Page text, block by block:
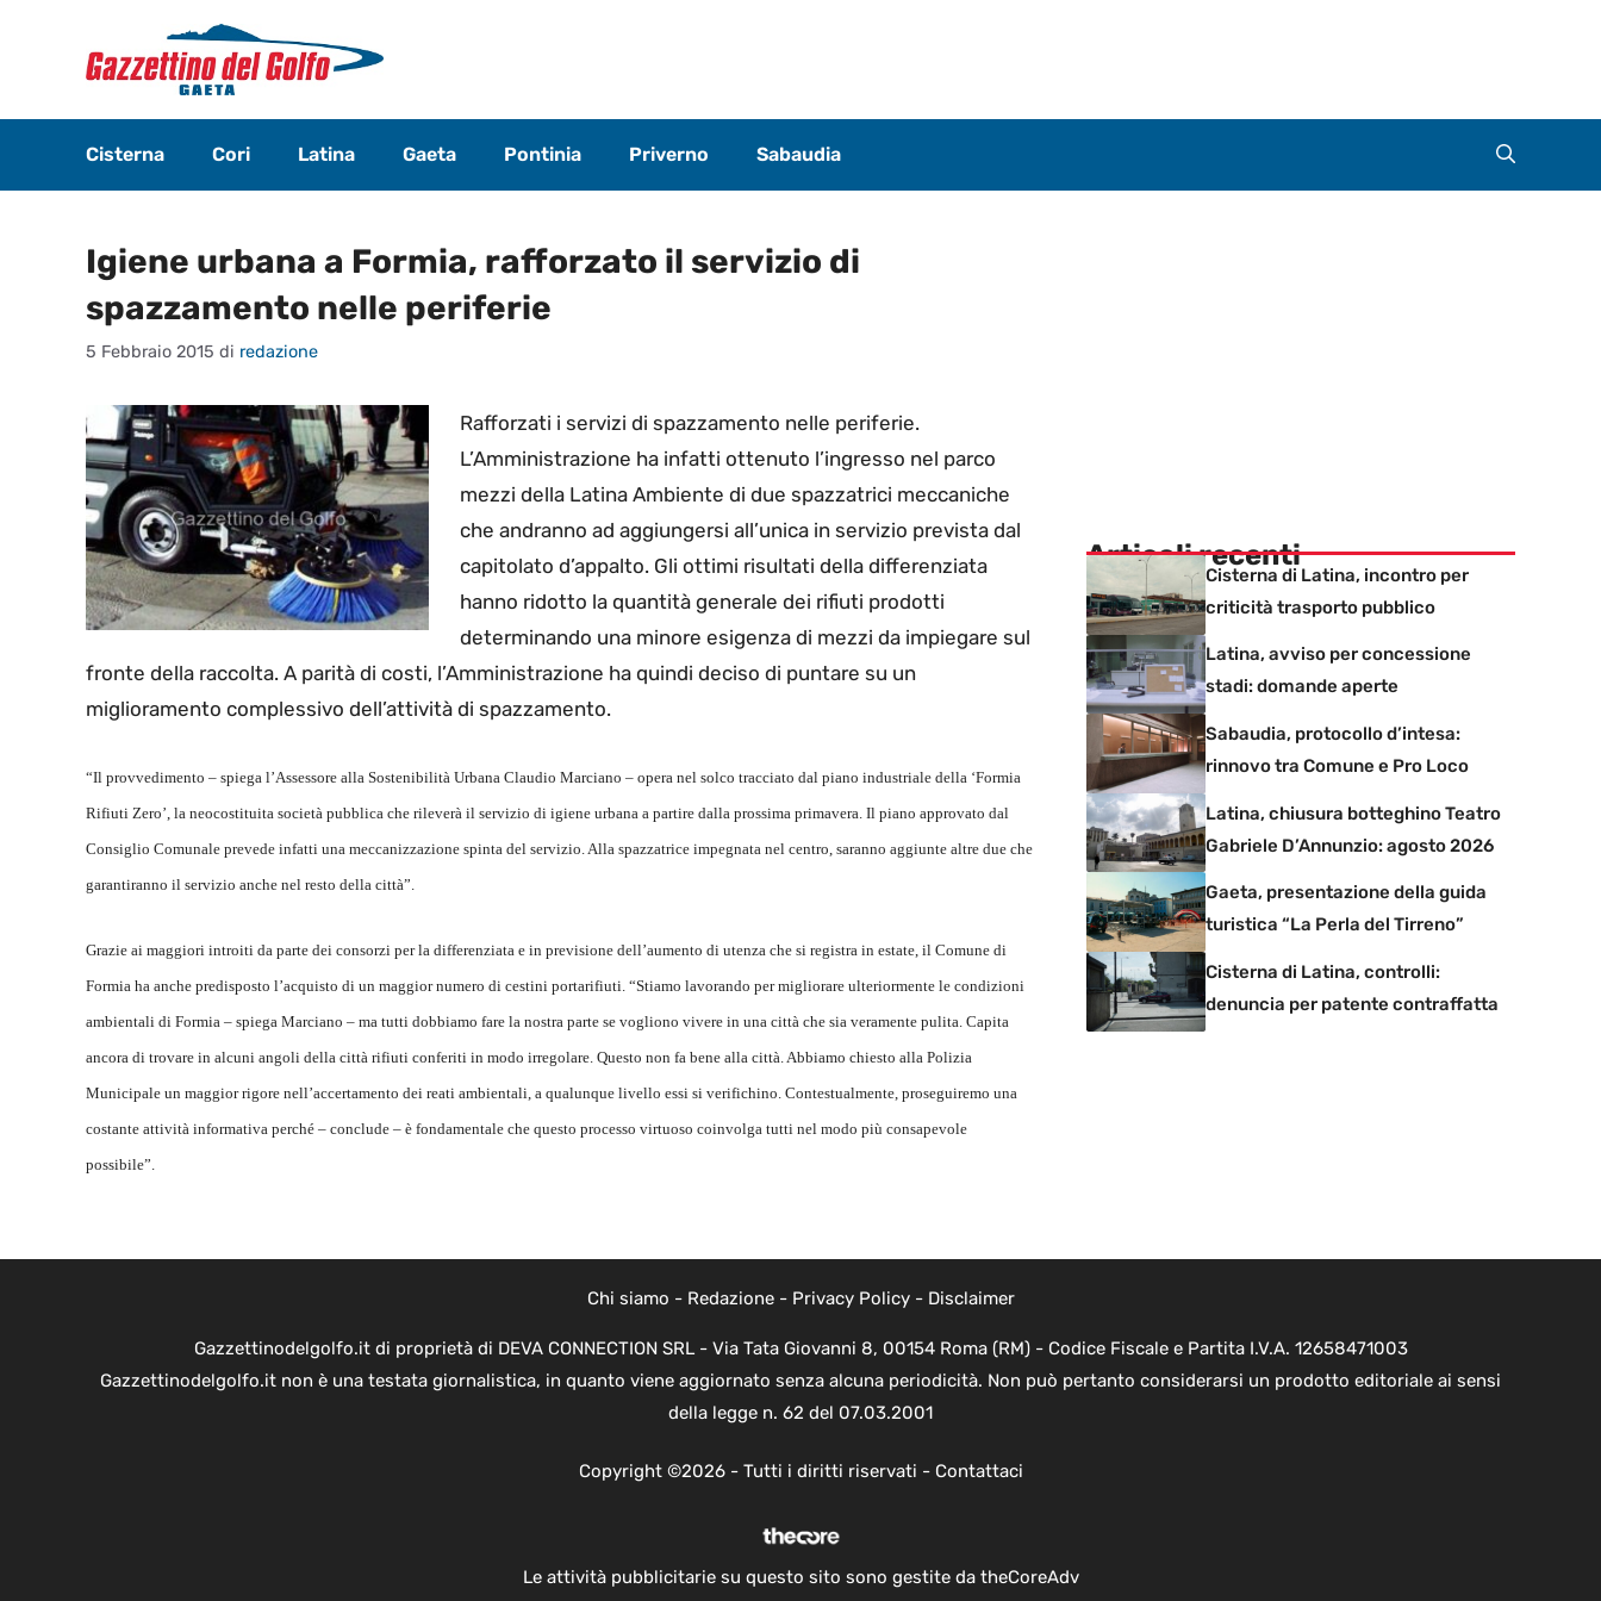
contenuto
Cisterna Cori Latina Gaeta Pontinia Priverno Sabaudia
Igiene urbana a Formia, rafforzato il servizio di
spazzamento nelle periferie
5 Febbraio 2015 di redazione
Rafforzati i servizi di spazzamento nelle periferie.
L’Amministrazione ha infatti ottenuto l’ingresso nel parco
mezzi della Latina Ambiente di due spazzatrici meccaniche
che andranno ad aggiungersi all’unica in servizio prevista dal
capitolato d’appalto. Gli ottimi risultati della differenziata
hanno ridotto la quantità generale dei rifiuti prodotti
determinando una minore esigenza di mezzi da impiegare sul
fronte della raccolta. A parità di costi, l’Amministrazione ha quindi deciso di puntare su un
miglioramento complessivo dell’attività di spazzamento.
“Il provvedimento – spiega l’Assessore alla Sostenibilità Urbana Claudio Marciano – opera nel solco tracciato dal piano industriale della ‘Formia
Rifiuti Zero’, la neocostituita società pubblica che rileverà il servizio di igiene urbana a partire dalla prossima primavera. Il piano approvato dal
Consiglio Comunale prevede infatti una meccanizzazione spinta del servizio. Alla spazzatrice impegnata nel centro, saranno aggiunte altre due che
garantiranno il servizio anche nel resto della città”.
Grazie ai maggiori introiti da parte dei consorzi per la differenziata e in previsione dell’aumento di utenza che si registra in estate, il Comune di
Formia ha anche predisposto l’acquisto di un maggior numero di cestini portarifiuti. “Stiamo lavorando per migliorare ulteriormente le condizioni
ambientali di Formia – spiega Marciano – ma tutti dobbiamo fare la nostra parte se vogliono vivere in una città che sia veramente pulita. Capita
ancora di trovare in alcuni angoli della città rifiuti conferiti in modo irregolare. Questo non fa bene alla città. Abbiamo chiesto alla Polizia
Municipale un maggior rigore nell’accertamento dei reati ambientali, a qualunque livello essi si verifichino. Contestualmente, proseguiremo una
costante attività informativa perché – conclude – è fondamentale che questo processo virtuoso coinvolga tutti nel modo più consapevole
possibile”.
Articoli recenti
Cisterna di Latina, incontro per
criticità trasporto pubblico
Latina, avviso per concessione
stadi: domande aperte
Sabaudia, protocollo d’intesa:
rinnovo tra Comune e Pro Loco
Latina, chiusura botteghino Teatro
Gabriele D’Annunzio: agosto 2026
Gaeta, presentazione della guida
turistica “La Perla del Tirreno”
Cisterna di Latina, controlli:
denuncia per patente contraffatta
Chi siamo - Redazione- Privacy Policy- Disclaimer
Gazzettinodelgolfo.it di proprietà di DEVA CONNECTION SRL - Via Tata Giovanni 8, 00154 Roma (RM) - Codice Fiscale e Partita I.V.A. 12658471003
Gazzettinodelgolfo.it non è una testata giornalistica, in quanto viene aggiornato senza alcuna periodicità. Non può pertanto considerarsi un prodotto editoriale ai sensi
della legge n. 62 del 07.03.2001
Copyright ©2026 - Tutti i diritti riservati - Contattaci
Le attività pubblicitarie su questo sito sono gestite da theCoreAdv